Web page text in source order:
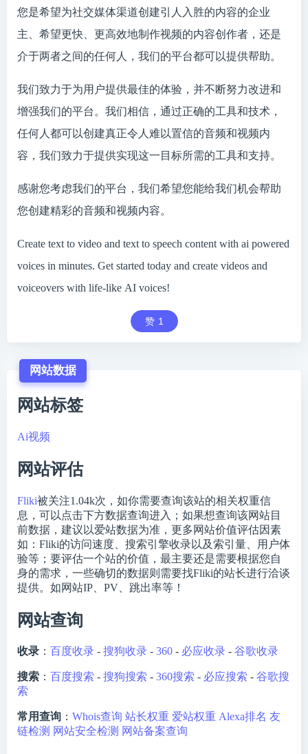
您是希望为社交媒体渠道创建引人入胜的内容的企业
主、希望更快、更高效地制作视频的内容创作者，还是
介于两者之间的任何人，我们的平台都可以提供帮助。
我们致力于为用户提供最佳的体验，并不断努力改进和
增强我们的平台。我们相信，通过正确的工具和技术，
任何人都可以创建真正令人难以置信的音频和视频内
容，我们致力于提供实现这一目标所需的工具和支持。
感谢您考虑我们的平台，我们希望您能给我们机会帮助
您创建精彩的音频和视频内容。
Create text to video and text to speech content with ai powered
voices in minutes. Get started today and create videos and
voiceovers with life-like AI voices!
赞 1
网站数据
网站标签
Ai视频
网站评估
Fliki被关注1.04k次，如你需要查询该站的相关权重信
息，可以点击下方数据查询进入；如果想查询该网站目
前数据，建议以爱站数据为准，更多网站价值评估因素
如：Fliki的访问速度、搜索引擎收录以及索引量、用户体
验等；要评估一个站的价值，最主要还是需要根据您自
身的需求，一些确切的数据则需要找Fliki的站长进行洽谈
提供。如网站IP、PV、跳出率等！
网站查询
收录 ： 百度收录 - 搜狗收录 - 360 - 必应收录 - 谷歌收录
搜索 ： 百度搜索 - 搜狗搜索 - 360搜索 - 必应搜索 - 谷歌搜
索
常用查询 ： Whois查询 站长权重 爱站权重 Alexa排名 友
链检测 网站安全检测 网站备案查询